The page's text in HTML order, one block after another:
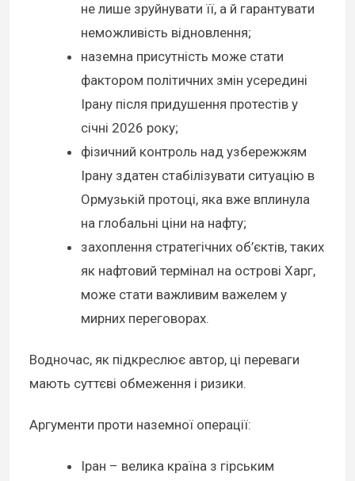
не лише зруйнувати її, а й гарантувати
неможливість відновлення;
наземна присутність може стати
фактором політичних змін усередині
Ірану після придушення протестів у
січні 2026 року;
фізичний контроль над узбережжям
Ірану здатен стабілізувати ситуацію в
Ормузькій протоці, яка вже вплинула
на глобальні ціни на нафту;
захоплення стратегічних об’єктів, таких
як нафтовий термінал на острові Харг,
може стати важливим важелем у
мирних переговорах.
Водночас, як підкреслює автор, ці переваги
мають суттєві обмеження і ризики.
Аргументи проти наземної операції:
Іран – велика країна з гірським